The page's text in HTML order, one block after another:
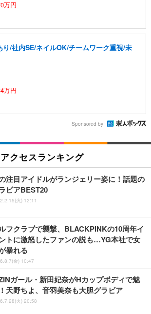
万円
/社内SE/ネイルOK/チームワーク重視/未
万円
Sponsored by
アクセスランキング
注目アイドルがランジェリー姿に！話題の
ビアBEST20
火) 12:11
フクラブで襲撃、BLACKPINKの10周年イ
トに激怒したファンの説も…YG本社で女
暴れる
金) 10:47
ガール・新田妃奈がHカップボディで魅
天野ちよ、音羽美奈も大胆グラビア
火) 20:58